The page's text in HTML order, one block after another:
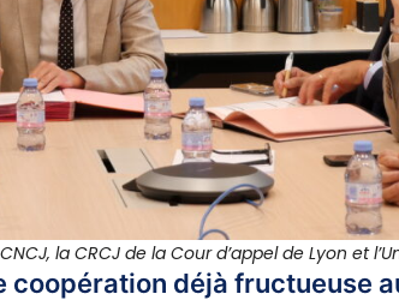
la CRCJ de la Cour d’appel de Lyon et
déjà fructueuse